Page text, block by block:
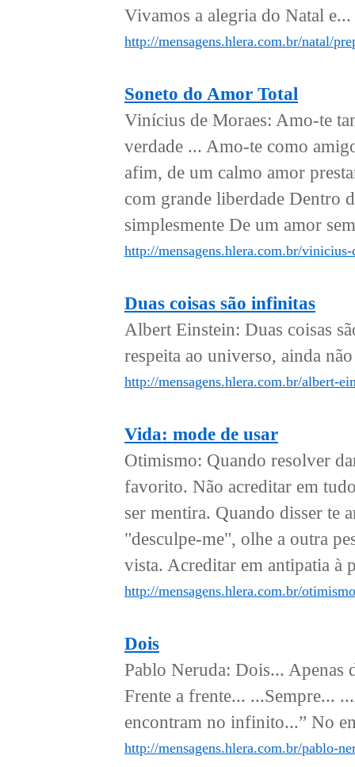
Vivamos a alegria do Natal e...
http://mensagens.hlera.com.br/natal/
Soneto do Amor Total
Vinícius de Moraes: Amo-te
verdade ... Amo-te como
afim, de um calmo amor
com grande liberdade Dentro
simplesmente De um amor
http://mensagens.hlera.com.br/
Duas coisas são infinitas
Albert Einstein: Duas coisas
respeita ao universo, ainda
http://mensagens.hlera.com.br/albert-
Vida: mode de usar
Otimismo: Quando resolver
favorito. Não acreditar em
ser mentira. Quando disser te
"desculpe-me", olhe a outra
vista. Acreditar em antipatia à
http://mensagens.hlera.com.br/
Dois
Pablo Neruda: Dois... Apenas
Frente a frente... ...Sempre...
encontram no infinito...” No
http://mensagens.hlera.com.br/pablo-